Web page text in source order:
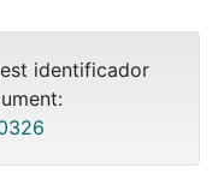
identificador